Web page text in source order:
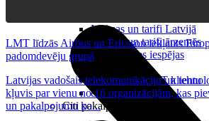
Maksas un tarifi Latvijā
Maksas un tarifi ārzemēs
LMT Kartes iespējas
Kā kļūt par LMT klientu
eSIM tehnoloģija
Citi pakalpojumi
LMT līdzās Airbus un Ericsson iekļauts
padomdevēju grupā
Latvijas vadošais telekomunikāciju un
kļuvis par vienu no 16 organizācijām, kas
un pakalpojumu ko...